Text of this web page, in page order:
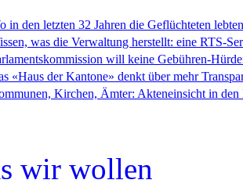
in den letzten 32 Jahren die Geflüchteten lebten
was die Verwaltung herstellt: eine RTS-
will keine Gebühren-
«Haus der Kantone» denkt über mehr
Kirchen, Ämter: Akteneinsicht in den
wir wollen